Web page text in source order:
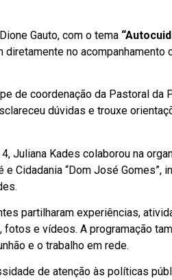
Gauto, com o tema
no
de coordenação da Pastoral da
dúvidas e trouxe
Juliana Kades colaborou na
Cidadania “Dom José Gomes”,
partilharam experiências,
e vídeos. A programação
e o trabalho em rede.
de atenção às políticas